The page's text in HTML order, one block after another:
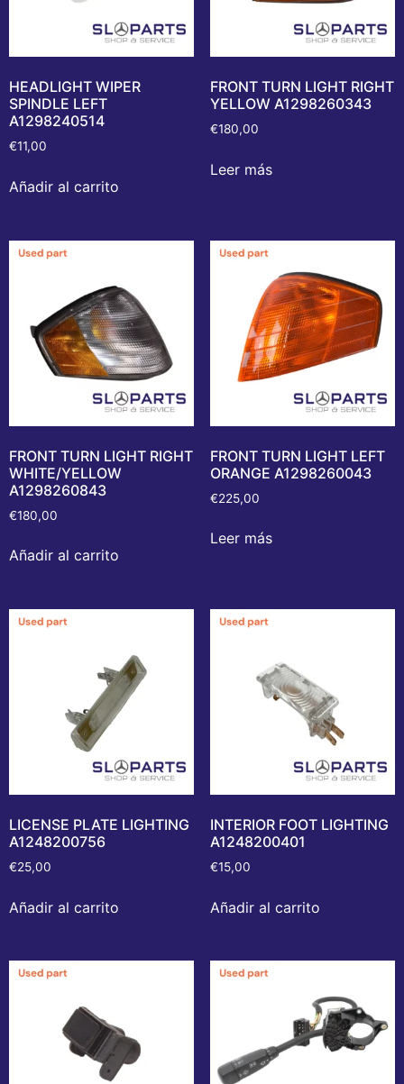
HEADLIGHT WIPER
SPINDLE LEFT
A1298240514
€11,00
Añadir al carrito
FRONT TURN LIGHT RIGHT
YELLOW A1298260343
€180,00
Leer más
FRONT TURN LIGHT RIGHT
WHITE/YELLOW
A1298260843
€180,00
Añadir al carrito
FRONT TURN LIGHT LEFT
ORANGE A1298260043
€225,00
Leer más
LICENSE PLATE LIGHTING
A1248200756
€25,00
Añadir al carrito
INTERIOR FOOT LIGHTING
A1248200401
€15,00
Añadir al carrito